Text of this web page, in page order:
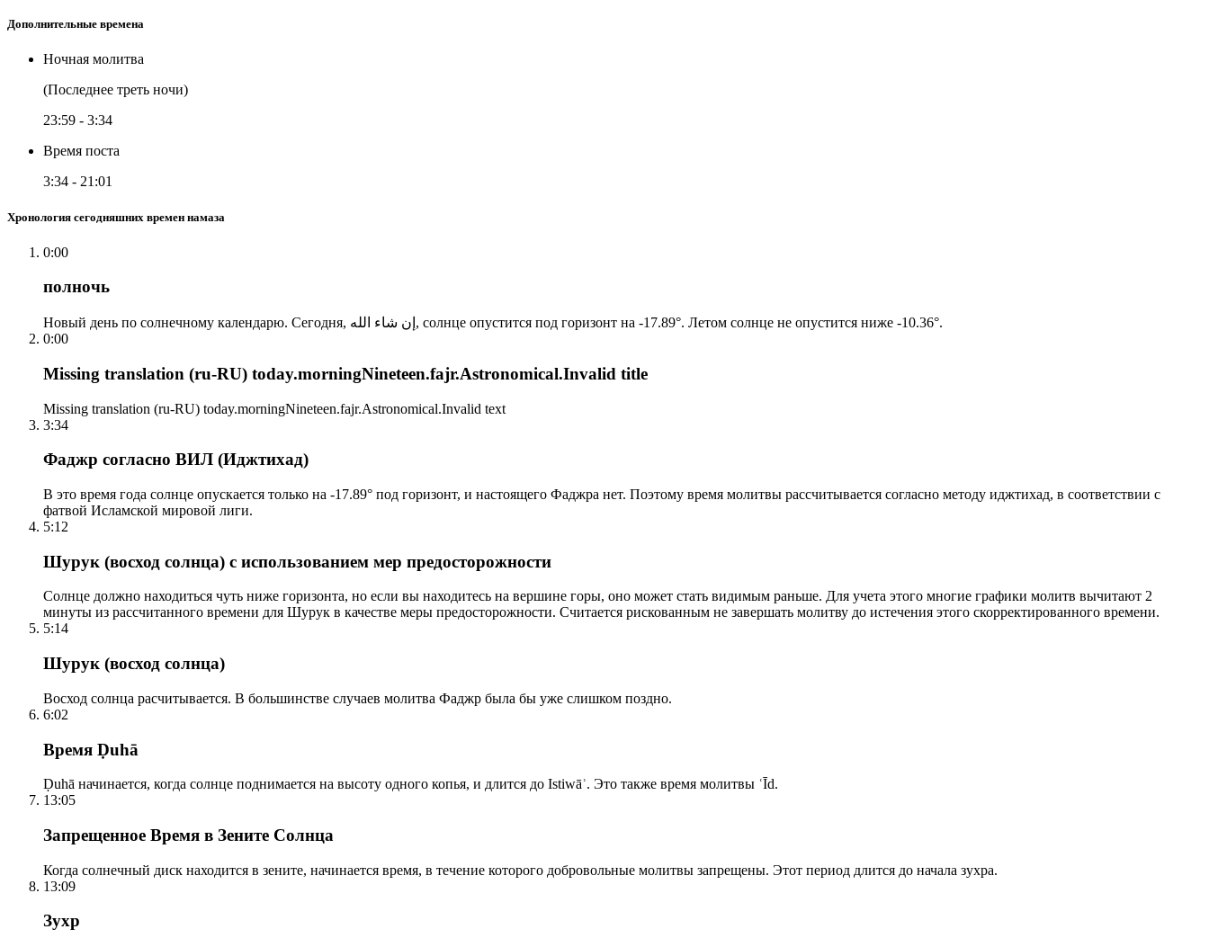
Дополнительные времена
Ночная молитва
(Последнее треть ночи)
23:59 - 3:34
Время поста
3:34 - 21:01
Хронология сегодняшних времен намаза
0:00
полночь
Новый день по солнечному календарю. Сегодня, إن شاء الله, солнце опустится под горизонт на -17.89°. Летом солнце не опустится ниже -10.36°.
0:00
Missing translation (ru-RU) today.morningNineteen.fajr.Astronomical.Invalid title
Missing translation (ru-RU) today.morningNineteen.fajr.Astronomical.Invalid text
3:34
Фаджр согласно ВИЛ (Иджтихад)
В это время года солнце опускается только на -17.89° под горизонт, и настоящего Фаджра нет. Поэтому время молитвы рассчитывается согласно методу иджтихад, в соответствии с
фатвой Исламской мировой лиги.
5:12
Шурук (восход солнца) с использованием мер предосторожности
Солнце должно находиться чуть ниже горизонта, но если вы находитесь на вершине горы, оно может стать видимым раньше. Для учета этого многие графики молитв вычитают 2
минуты из рассчитанного времени для Шурук в качестве меры предосторожности. Считается рискованным не завершать молитву до истечения этого скорректированного времени.
5:14
Шурук (восход солнца)
Восход солнца расчитывается. В большинстве случаев молитва Фаджр была бы уже слишком поздно.
6:02
Время Ḍuhā
Ḍuhā начинается, когда солнце поднимается на высоту одного копья, и длится до Istiwāʾ. Это также время молитвы ʿĪd.
13:05
Запрещенное Время в Зените Солнца
Когда солнечный диск находится в зените, начинается время, в течение которого добровольные молитвы запрещены. Этот период длится до начала зухра.
13:09
Зухр